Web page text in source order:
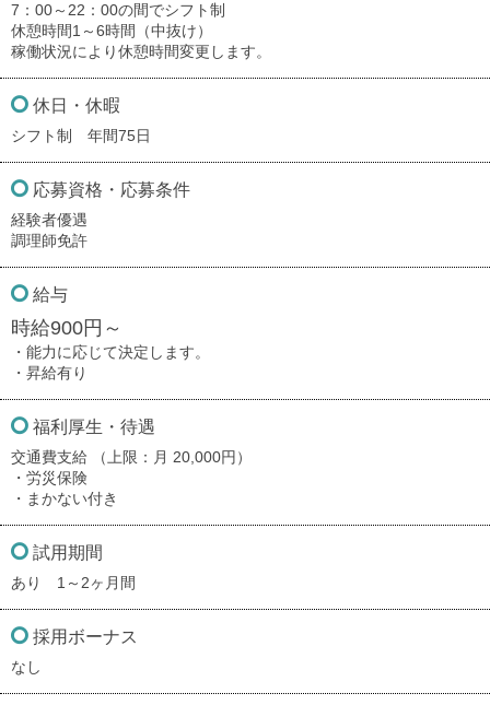
7：00～22：00の間でシフト制
休憩時間1～6時間（中抜け）
稼働状況により休憩時間変更します。
休日・休暇
シフト制 年間75日
応募資格・応募条件
経験者優遇
調理師免許
給与
時給900円～
・能力に応じて決定します。
・昇給有り
福利厚生・待遇
交通費支給 （上限：月 20,000円）
・労災保険
・まかない付き
試用期間
あり 1～2ヶ月間
採用ボーナス
なし